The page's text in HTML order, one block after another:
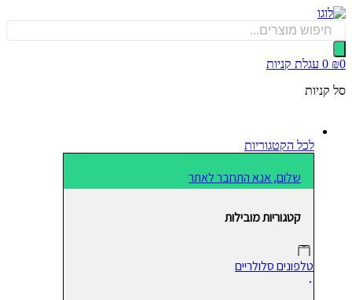
0 עגלת קניות
לכל הקטגוריות
שלום, אנא התחבר לאתר
קטגוריות מובילות
טלפונים סלולריים